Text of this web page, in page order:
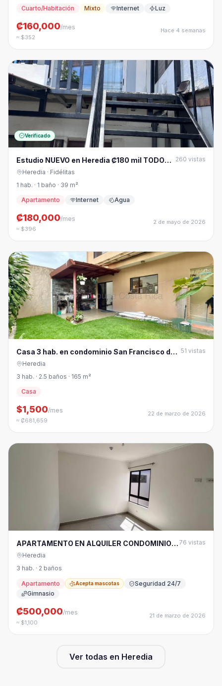
Cuarto/Habitación Mixto Internet Luz
₡160,000/mes
≈ $352
Hace 4 semanas
Verificado
Estudio NUEVO en Heredia ₡180 mil TODO
incluido
260 vistas
Heredia · Fidélitas
1 hab. · 1 baño · 39 m²
Apartamento
Internet Agua
₡180,000/mes
≈ $396
2 de mayo de 2026
Casa 3 hab. en condominio San Francisco de
Heredia
51 vistas
Heredia
3 hab. · 2.5 baños · 165 m²
Casa
$1,500/mes
≈ ₡681,659
22 de marzo de 2026
APARTAMENTO EN ALQUILER CONDOMINIO
EN SAN FRANCISCO HEREDIA
76 vistas
Heredia
3 hab. · 2 baños
Apartamento Acepta mascotas
Seguridad 24/7
Gimnasio
₡500,000/mes
≈ $1,100
21 de marzo de 2026
Ver todas en Heredia